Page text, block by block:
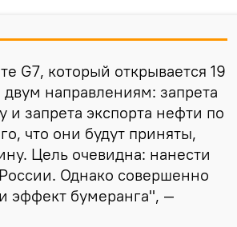
G7, который открывается 19
направлениям: запрета
и запрета экспорта нефти по
что они будут приняты,
Цель очевидна: нанести
Однако совершенно
эффект бумеранга", —